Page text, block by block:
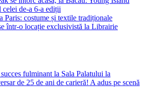
de-a 6-a ediții
Paris: costume și textile tradiționale
într-o locație exclusivistă la Librairie
fulminant la Sala Palatului la
de 25 de ani de carieră! A adus pe scenă